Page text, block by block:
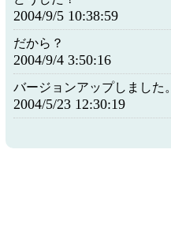
2004/9/5 10:38:59
だから？
2004/9/4 3:50:16
バージョンアップしました。
2004/5/23 12:30:19